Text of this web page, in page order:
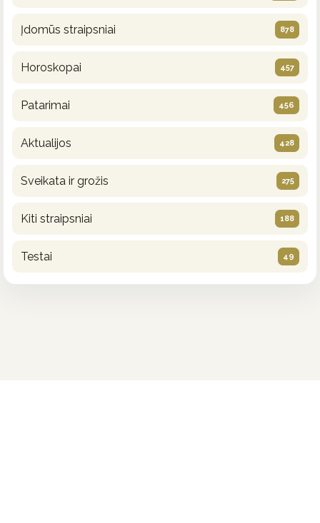
Įdomūs straipsniai 878
Horoskopai 457
Patarimai 456
Aktualijos 428
Sveikata ir grožis 275
Kiti straipsniai 188
Testai 49